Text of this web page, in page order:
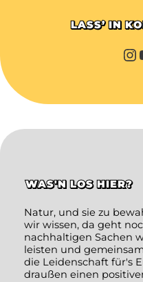
LASS’ IN
WAS'N LOS HIER?
Natur, und sie zu
wir wissen, da geht
nachhaltigen Sachen
leisten und
die Leidenschaft für's
draußen einen